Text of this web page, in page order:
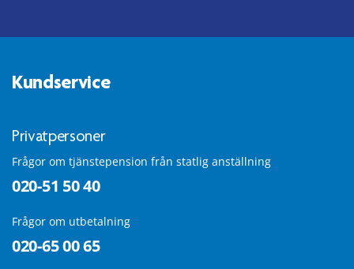
Kundservice
Privatpersoner
Frågor om tjänstepension från statlig anställning
020-51 50 40
Frågor om utbetalning
020-65 00 65